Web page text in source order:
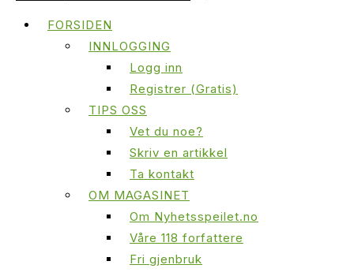
FORSIDEN
INNLOGGING
Logg inn
Registrer (Gratis)
TIPS OSS
Vet du noe?
Skriv en artikkel
Ta kontakt
OM MAGASINET
Om Nyhetsspeilet.no
Våre 118 forfattere
Fri gjenbruk